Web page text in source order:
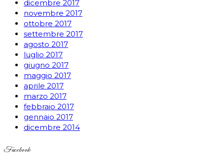
dicembre 2017
novembre 2017
ottobre 2017
settembre 2017
agosto 2017
luglio 2017
giugno 2017
maggio 2017
aprile 2017
marzo 2017
febbraio 2017
gennaio 2017
dicembre 2014
Facebook